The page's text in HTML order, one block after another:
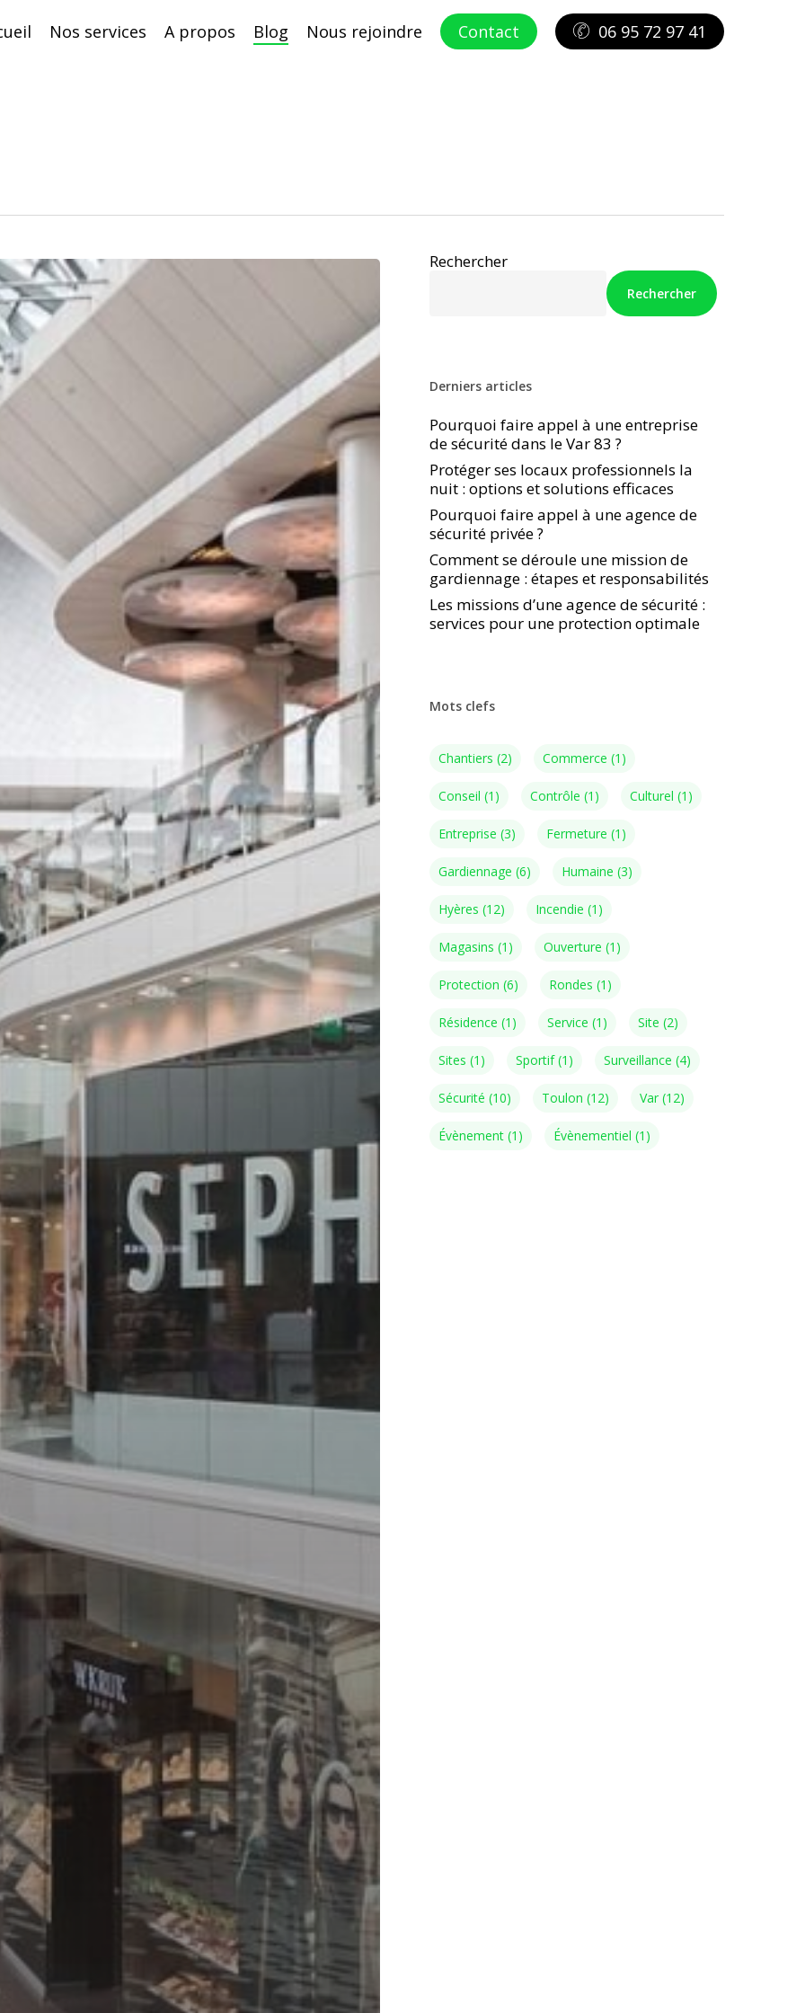
Nos services A propos Blog Nous rejoindre Contact 06 95 72 97 41
Rechercher
Rechercher
Derniers articles
Pourquoi faire appel à une entreprise
de sécurité dans le Var 83 ?
Protéger ses locaux professionnels la
nuit : options et solutions efficaces
Pourquoi faire appel à une agence de
sécurité privée ?
Comment se déroule une mission de
gardiennage : étapes et responsabilités
Les missions d’une agence de sécurité :
services pour une protection optimale
Mots clefs
Chantiers (2) Commerce (1)
Conseil (1) Contrôle (1) Culturel (1)
Entreprise (3) Fermeture (1)
Gardiennage (6) Humaine (3)
Hyères (12) Incendie (1)
Magasins (1) Ouverture (1)
Protection (6) Rondes (1)
Résidence (1) Service (1) Site (2)
Sites (1) Sportif(1) Surveillance (4)
Sécurité (10) Toulon (12) Var(12)
Évènement(1) Évènementiel (1)